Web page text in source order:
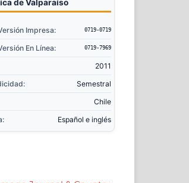
de Valparaíso
Impresa: 0719-0719
En Línea: 0719-7969
2011
Semestral
Chile
Español e inglés